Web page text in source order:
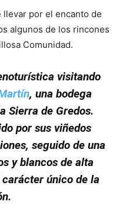
por el encanto de
algunos de los rincones
Comunidad.
visitando
, una bodega
Sierra de Gredos.
por sus viñedos
seguido de una
y blancos de alta
único de la